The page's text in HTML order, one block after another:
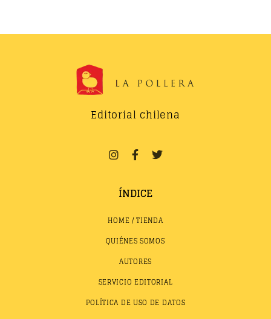
Editorial chilena
ÍNDICE
HOME / TIENDA
QUIÉNES SOMOS
AUTORES
SERVICIO EDITORIAL
POLÍTICA DE USO DE DATOS